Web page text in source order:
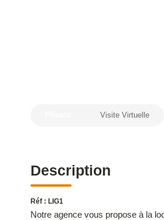
Visite Virtuelle
Description
Réf : LIG1
Notre agence vous propose à la